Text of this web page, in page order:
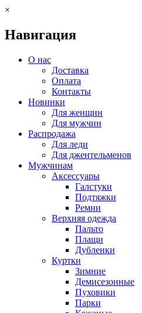
×
Навигация
О нас
Доставка
Оплата
Контакты
Новинки
Для женщин
Для мужчин
Распродажа
Для леди
Для джентельменов
Мужчинам
Аксессуары
Галстуки
Подтяжки
Ремни
Верхняя одежда
Пальто
Плащи
Дубленки
Куртки
Зимние
Демисезонные
Пуховики
Парки